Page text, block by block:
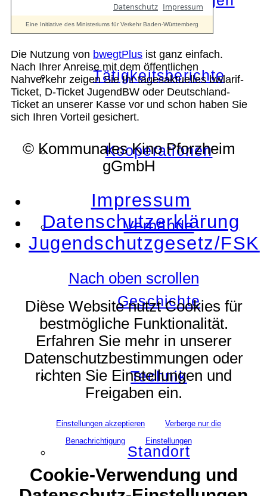
Tätigkeitsberichte
Kooperationen
Verbände
Geschichte
Technik
Standort
Die Nutzung von bwegtPlus ist ganz einfach.
Nach Ihrer Anreise mit dem öffentlichen
Nahverkehr zeigen Sie Ihr tagesaktuelles bwlarif-
Ticket, D-Ticket JugendBW oder Deutschland-
Ticket an unserer Kasse vor und schon haben Sie
sich Ihren Vorteil gesichert.
© Kommunales Kino Pforzheim
gGmbH
Impressum
Datenschutzerklärung
Jugendschutzgesetz/FSK
Nach oben scrollen
Diese Website nutzt Cookies für
bestmögliche Funktionalität.
Erfahren Sie mehr in unserer
Datenschutzbestimmungen oder
richten Sie Einstellungen und
Freigaben ein.
Einstellungen akzeptieren
Verberge nur die
Benachrichtigung
Einstellungen
Cookie-Verwendung und